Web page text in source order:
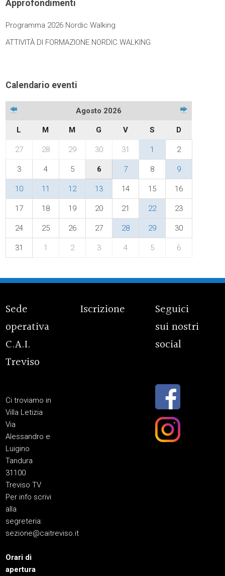
Approfondimenti
Programma 2026 Nordic Walking
ATTIVITÀ DI FORMAZIONE NORDIC WALKING
Calendario eventi
Agosto 2026
L M M G V S D
27 28 29 30 31 1 2
3 4 5 6 7 8 9
10 11 12 13 14 15 16
17 18 19 20 21 22 23
24 25 26 27 28 29 30
31 1 2 3 4 5 6
Sede
operativa
C.A.I.
Treviso
Ci troviamo in
Villa Letizia
Via
Alessandro e
Luigino
Tandura
31100
Treviso TV
Per info scrivi
alla
segreteria:
sezione@caitreviso.it
Orari di
apertura
Iscrizione
Seguici
sui nostri
social